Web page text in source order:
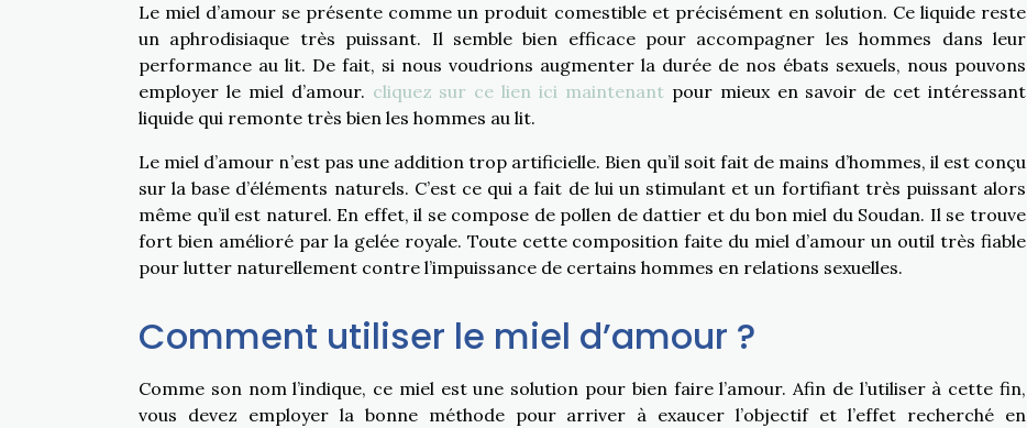
Le miel d’amour se présente comme un produit comestible et précisément en solution. Ce liquide reste
un aphrodisiaque très puissant. Il semble bien efficace pour accompagner les hommes dans leur
performance au lit. De fait, si nous voudrions augmenter la durée de nos ébats sexuels, nous pouvons
employer le miel d’amour. cliquez sur ce lien ici maintenantpour mieux en savoir de cet intéressant
liquide qui remonte très bien les hommes au lit.
Le miel d’amour n’est pas une addition trop artificielle. Bien qu’il soit fait de mains d’hommes, il est conçu
sur la base d’éléments naturels. C’est ce qui a fait de lui un stimulant et un fortifiant très puissant alors
même qu’il est naturel. En effet, il se compose de pollen de dattier et du bon miel du Soudan. Il se trouve
fort bien amélioré par la gelée royale. Toute cette composition faite du miel d’amour un outil très fiable
pour lutter naturellement contre l’impuissance de certains hommes en relations sexuelles.
Comment utiliser le miel d’amour ?
Comme son nom l’indique, ce miel est une solution pour bien faire l’amour. Afin de l’utiliser à cette fin,
vous devez employer la bonne méthode pour arriver à exaucer l’objectif et l’effet recherché en